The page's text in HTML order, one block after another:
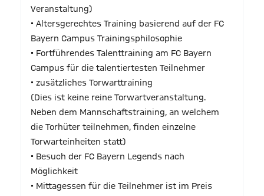
Veranstaltung)
• Altersgerechtes Training basierend auf der FC
Bayern Campus Trainingsphilosophie
• Fortführendes Talenttraining am FC Bayern
Campus für die talentiertesten Teilnehmer
• zusätzliches Torwarttraining
(Dies ist keine reine Torwartveranstaltung.
Neben dem Mannschaftstraining, an welchem
die Torhüter teilnehmen, finden einzelne
Torwarteinheiten statt)
• Besuch der FC Bayern Legends nach
Möglichkeit
• Mittagessen für die Teilnehmer ist im Preis